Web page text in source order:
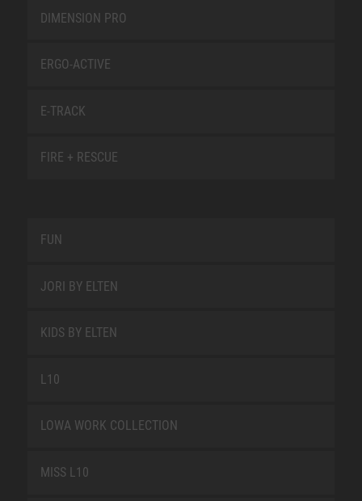
DIMENSION PRO
ERGO-ACTIVE
E-TRACK
FIRE + RESCUE
FUN
JORI BY ELTEN
KIDS BY ELTEN
L10
LOWA WORK COLLECTION
MISS L10